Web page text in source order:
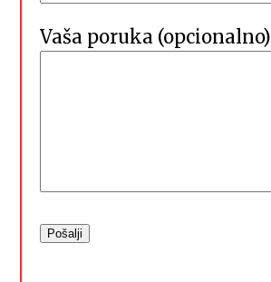
Vaša poruka (opcionalno)